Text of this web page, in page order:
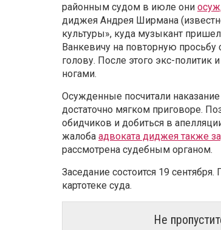
районным судом в июле они
диджея Андрея Ширмана
культуры», куда музыкант
Ванкевичу на повторную
голову. После этого экс-
ногами.
Осужденные посчитали
достаточно мягком приговоре.
обидчиков и добиться в
жалоба адвоката диджея также
рассмотрена судебным органом.
Заседание состоится 19
картотеке суда.
Не